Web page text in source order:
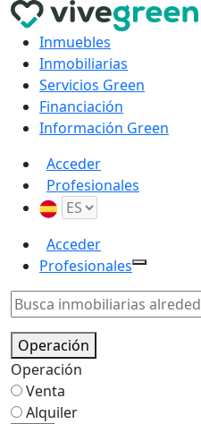
Inmuebles
Inmobiliarias
Servicios Green
Financiación
Información Green
Acceder
Profesionales
Acceder
Profesionales
Operación
Operación
Venta
Alquiler